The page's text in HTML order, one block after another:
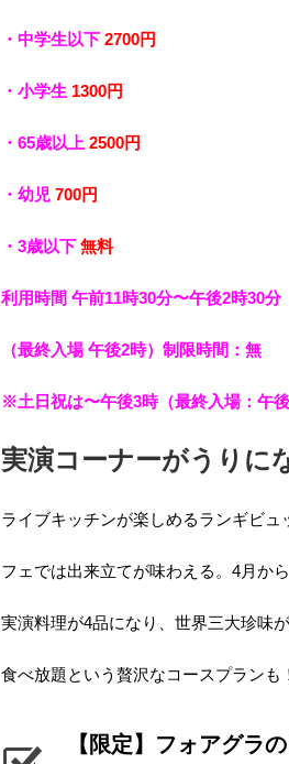
・中学生以下 2700円
・小学生 1300円
・65歳以上 2500円
・幼児 700円
・3歳以下 無料
利用時間 午前11時30分〜午後2時30分
（最終入場 午後2時）制限時間：無
※土日祝は〜午後3時（最終入場：午後
実演コーナーがうりに
ライブキッチンが楽しめるランギビュ
フェでは出来立てが味わえる。4月から
実演料理が4品になり、世界三大珍味が
食べ放題という贅沢なコースプランも
【限定】フォアグラ